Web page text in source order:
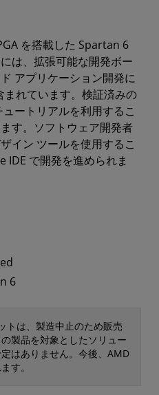
を搭載した Spartan 6
は、拡張可能な開発ボー
アプリケーション開発に
まれています。検証済みの
ートリアルを利用するこ
す。ソフトウェア開発者
イン ツールを使用するこ
IDE で開発を進められま
6
トは、製造中止のため販売
製品を対象としたソリュー
はありません。今後、AMD
す。